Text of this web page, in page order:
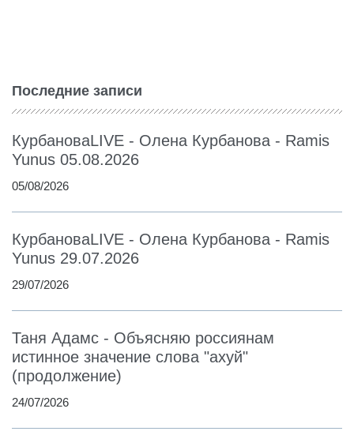
Последние записи
КурбановаLIVE - Олена Курбанова - Ramis
Yunus 05.08.2026
05/08/2026
КурбановаLIVE - Олена Курбанова - Ramis
Yunus 29.07.2026
29/07/2026
Таня Адамс - Объясняю россиянам
истинное значение слова "ахуй"
(продолжение)
24/07/2026